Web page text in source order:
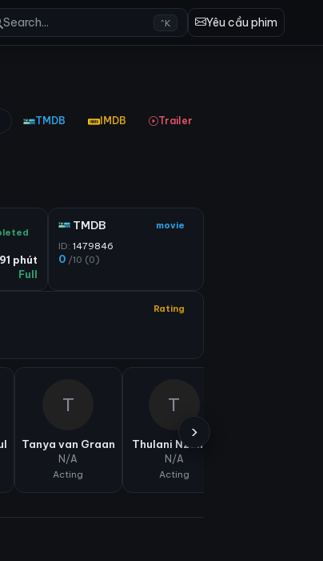
Search... ^K Yêu cầu phim
TMDB IMDB Trailer
91 phút
Full
TMDB movie
ID: 1479846
0 /10 (0)
Rating
T
Tanya van Graan
N/A
Acting
T
Thulani Nzonzo
N/A
Acting
›